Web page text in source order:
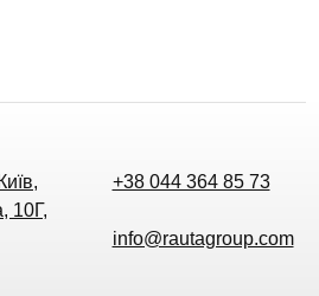
10Г,
+38 044 364 85 73
info@rautagroup.com